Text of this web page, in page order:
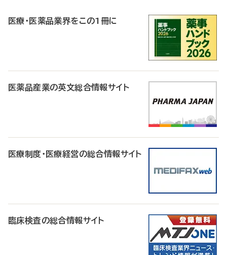
医療・医薬品業界をこの1冊に
医薬品産業の英文総合情報サイト
医療制度・医療経営の総合情報サイト
臨床検査の総合情報サイト